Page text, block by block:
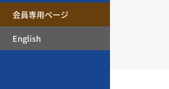
会員専用ページ
English